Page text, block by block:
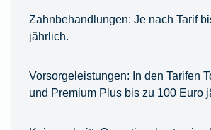
Zahnbehandlungen: Je nach Tarif
jährlich.
Vorsorgeleistungen: In den Tarifen
und Premium Plus bis zu 100 Euro